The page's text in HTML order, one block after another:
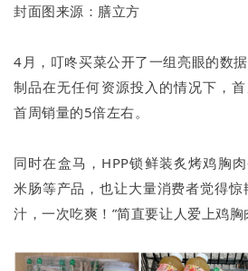
封面图来源：膳立方
4月，叮咚买菜公开了一组亮眼的数
制品在无任何资源投入的情况下，
首周销量的5倍左右。
同时在盒马，HPP锁鲜装炙烤鸡胸
米肠等产品，也让大量消费者觉得惊
汁，一次吃爽！”简直要让人爱上鸡胸